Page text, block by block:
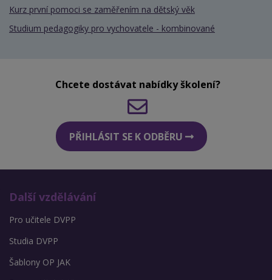
Kurz první pomoci se zaměřením na dětský věk
Studium pedagogiky pro vychovatele - kombinované
Chcete dostávat nabídky školení?
PŘIHLÁSIT SE K ODBĚRU
Další vzdělávání
Pro učitele DVPP
Studia DVPP
Šablony OP JAK